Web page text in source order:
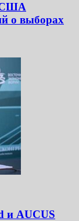
США
о выборах
и AUCUS